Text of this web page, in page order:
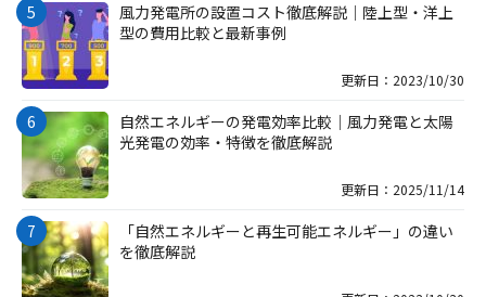
風力発電所の設置コスト徹底解説｜陸上型・洋上
型の費用比較と最新事例
更新日：2023/10/30
自然エネルギーの発電効率比較｜風力発電と太陽
光発電の効率・特徴を徹底解説
更新日：2025/11/14
「自然エネルギーと再生可能エネルギー」の違い
を徹底解説